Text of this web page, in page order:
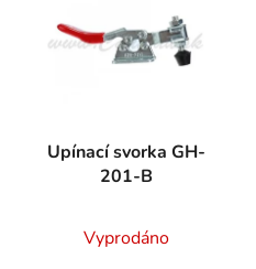
Upínací svorka GH-
201-B
Vyprodáno